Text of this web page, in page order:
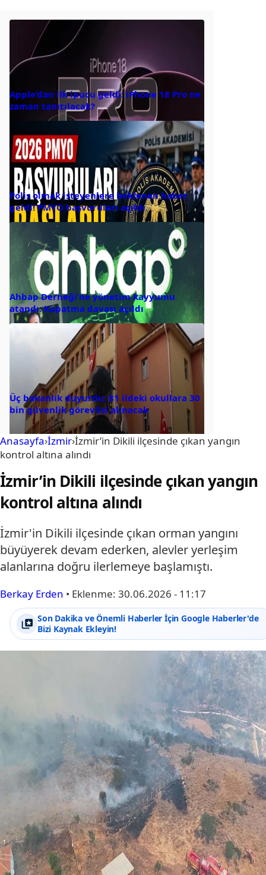
Apple’dan ilk ipucu geldi: iPhone 18 Pro ne
zaman tanıtılacak?
Polis olmak isteyenlere beklenen haber
geldi! PMYO başvuruları açıldı
Ahbap Derneği’ne yönetim kayyumu
atandı: Kapatma davası açıldı
Üç bakanlık duyurdu: 81 ildeki okullara 30
bin güvenlik görevlisi alınacak
Anasayfa›İzmir›İzmir’in Dikili ilçesinde çıkan yangın
kontrol altına alındı
İzmir’in Dikili ilçesinde çıkan yangın
kontrol altına alındı
İzmir'in Dikili ilçesinde çıkan orman yangını
büyüyerek devam ederken, alevler yerleşim
alanlarına doğru ilerlemeye başlamıştı.
Berkay Erden • Eklenme: 30.06.2026 - 11:17
Son Dakika ve Önemli Haberler İçin Google Haberler'de
Bizi Kaynak Ekleyin!